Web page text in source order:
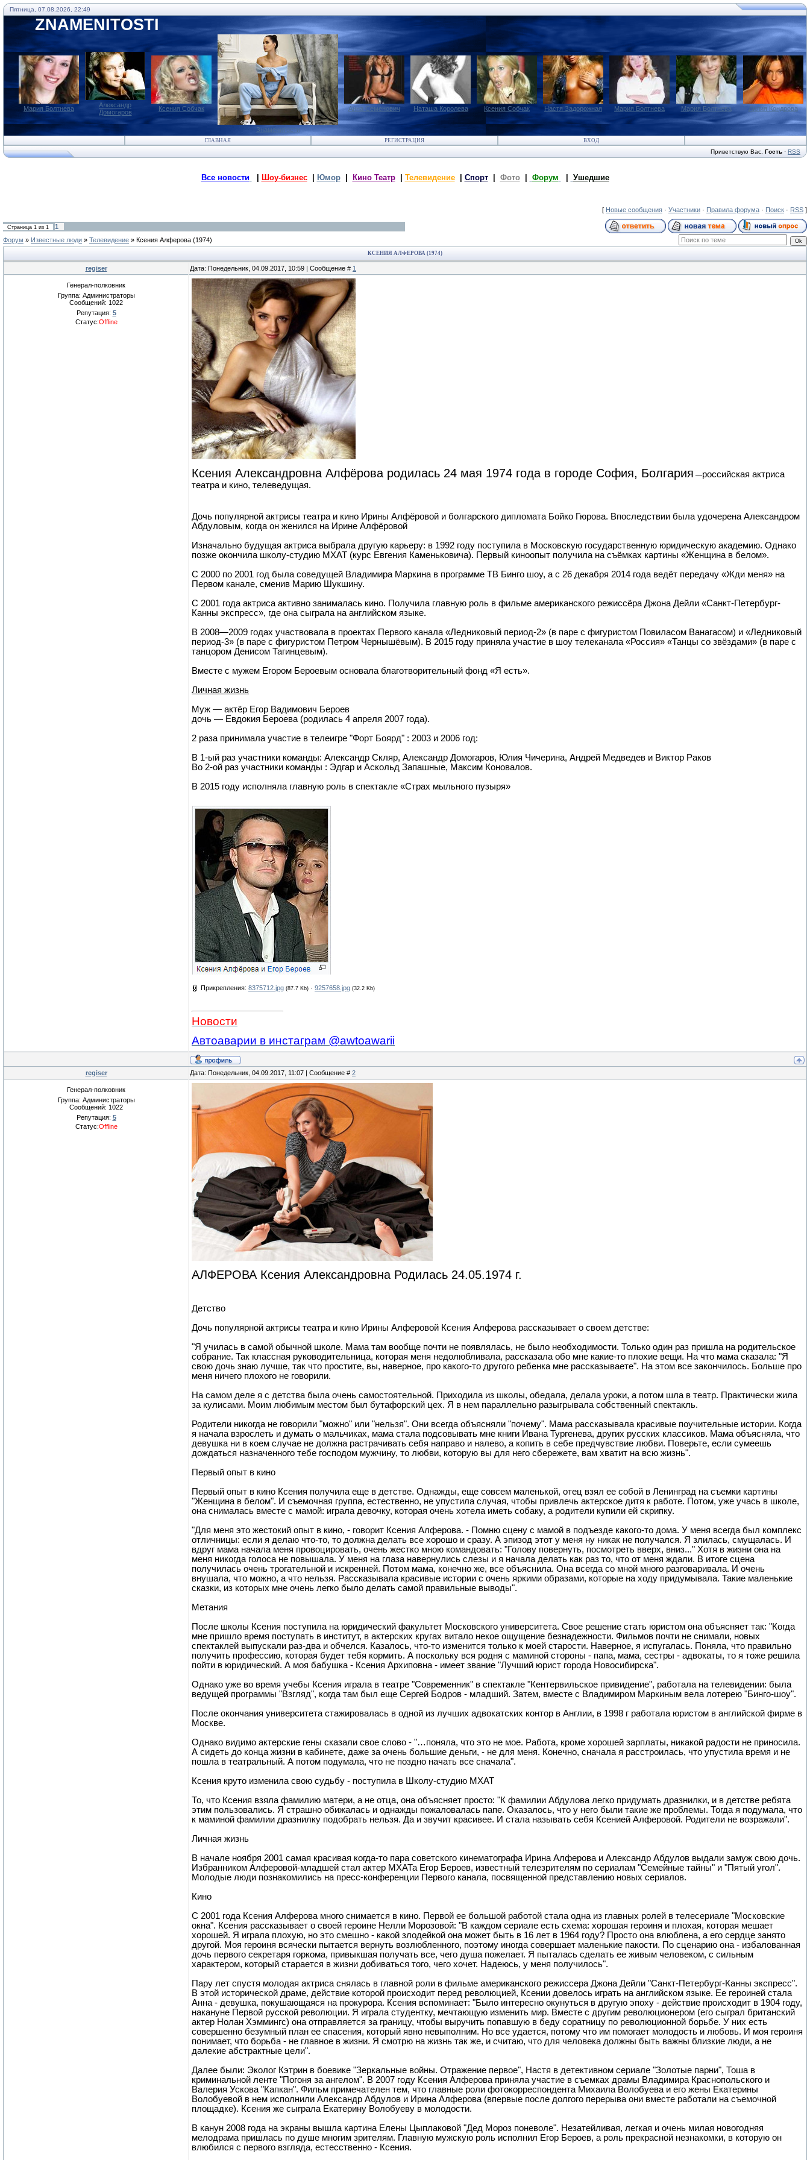
Пятница, 07.08.2026, 22:49
ZNAMENITOSTI
Мария Болтнева
Александр
Домогаров
Ксения Собчак
Знаменитости
Анна Семенович Наташа Королева Ксения Собчак Настя Задорожная Мария Болтнева Мария Болтнева Лилия Кондрова
ГЛАВНАЯ РЕГИСТРАЦИЯ ВХОД
Приветствую Вас Гость · RSS
Все новости Шоу-бизнес| Юмор| Кино Театр| Телевидение| Спорт| Фото| Форум Ушедшие
[ Новые сообщения · Участники · Правила форума · Поиск · RSS ]
Страница 1 из 1
1
Форум » Известные люди » Телевидение » Ксения Алферова (1974)
КСЕНИЯ АЛФЕРОВА (1974)
regiser Дата: Понедельник, 04.09.2017, 10:59 | Сообщение # 1
Генерал-полковник
Группа: Администраторы
Сообщений: 1022
Репутация: 5
Статус:Offline
Ксения Александровна Алфёрова родилась 24 мая 1974 года в городе София, Болгария —российская актриса
театра и кино, телеведущая.
Дочь популярной актрисы театра и кино Ирины Алфёровой и болгарского дипломата Бойко Гюрова. Впоследствии была удочерена Александром
Абдуловым, когда он женился на Ирине Алфёровой
Изначально будущая актриса выбрала другую карьеру: в 1992 году поступила в Московскую государственную юридическую академию. Однако
позже окончила школу-студию МХАТ (курс Евгения Каменьковича). Первый киноопыт получила на съёмках картины «Женщина в белом».
С 2000 по 2001 год была соведущей Владимира Маркина в программе ТВ Бинго шоу, а с 26 декабря 2014 года ведёт передачу «Жди меня» на
Первом канале, сменив Марию Шукшину.
С 2001 года актриса активно занималась кино. Получила главную роль в фильме американского режиссёра Джона Дейли «Санкт-Петербург-
Канны экспресс», где она сыграла на английском языке.
В 2008—2009 годах участвовала в проектах Первого канала «Ледниковый период-2» (в паре с фигуристом Повиласом Ванагасом) и «Ледниковый
период-3» (в паре с фигуристом Петром Чернышёвым). В 2015 году приняла участие в шоу телеканала «Россия» «Танцы со звёздами» (в паре с
танцором Денисом Тагинцевым).
Вместе с мужем Егором Бероевым основала благотворительный фонд «Я есть».
Личная жизнь
Муж — актёр Егор Вадимович Бероев
дочь — Евдокия Бероева (родилась 4 апреля 2007 года).
2 раза принимала участие в телеигре "Форт Боярд" : 2003 и 2006 год:
В 1-ый раз участники команды: Александр Скляр, Александр Домогаров, Юлия Чичерина, Андрей Медведев и Виктор Раков
Во 2-ой раз участники команды : Эдгар и Аскольд Запашные, Максим Коновалов.
В 2015 году исполняла главную роль в спектакле «Страх мыльного пузыря»
Прикрепления: 8375712.jpg (87.7 Kb) · 9257658.jpg (32.2 Kb)
Новости
Автоаварии в инстаграм @awtoawarii
regiser Дата: Понедельник, 04.09.2017, 11:07 | Сообщение # 2
Генерал-полковник
Группа: Администраторы
Сообщений: 1022
Репутация: 5
Статус:Offline
АЛФЕРОВА Ксения Александровна Родилась 24.05.1974 г.
Детство
Дочь популярной актрисы театра и кино Ирины Алферовой Ксения Алферова рассказывает о своем детстве:
"Я училась в самой обычной школе. Мама там вообще почти не появлялась, не было необходимости. Только один раз пришла на родительское
собрание. Так классная руководительница, которая меня недолюбливала, рассказала обо мне какие-то плохие вещи. На что мама сказала: "Я
свою дочь знаю лучше, так что простите, вы, наверное, про какого-то другого ребенка мне рассказываете". На этом все закончилось. Больше про
меня ничего плохого не говорили.
На самом деле я с детства была очень самостоятельной. Приходила из школы, обедала, делала уроки, а потом шла в театр. Практически жила
за кулисами. Моим любимым местом был бутафорский цех. Я в нем параллельно разыгрывала собственный спектакль.
Родители никогда не говорили "можно" или "нельзя". Они всегда объясняли "почему". Мама рассказывала красивые поучительные истории. Когда
я начала взрослеть и думать о мальчиках, мама стала подсовывать мне книги Ивана Тургенева, других русских классиков. Мама объясняла, что
девушка ни в коем случае не должна растрачивать себя направо и налево, а копить в себе предчувствие любви. Поверьте, если сумеешь
дождаться назначенного тебе господом мужчину, то любви, которую вы для него сбережете, вам хватит на всю жизнь".
Первый опыт в кино
Первый опыт в кино Ксения получила еще в детстве. Однажды, еще совсем маленькой, отец взял ее собой в Ленинград на съемки картины
"Женщина в белом". И съемочная группа, естественно, не упустила случая, чтобы привлечь актерское дитя к работе. Потом, уже учась в школе,
она снималась вместе с мамой: играла девочку, которая очень хотела иметь собаку, а родители купили ей скрипку.
"Для меня это жестокий опыт в кино, - говорит Ксения Алферова. - Помню сцену с мамой в подъезде какого-то дома. У меня всегда был комплекс
отличницы: если я делаю что-то, то должна делать все хорошо и сразу. А эпизод этот у меня ну никак не получался. Я злилась, смущалась. И
вдруг мама начала меня провоцировать, очень жестко мною командовать: "Голову повернуть, посмотреть вверх, вниз..." Хотя в жизни она на
меня никогда голоса не повышала. У меня на глаза навернулись слезы и я начала делать как раз то, что от меня ждали. В итоге сцена
получилась очень трогательной и искренней. Потом мама, конечно же, все объяснила. Она всегда со мной много разговаривала. И очень
внушала, что можно, а что нельзя. Рассказывала красивые истории с очень яркими образами, которые на ходу придумывала. Такие маленькие
сказки, из которых мне очень легко было делать самой правильные выводы".
Метания
После школы Ксения поступила на юридический факультет Московского университета. Свое решение стать юристом она объясняет так: "Когда
мне пришло время поступать в институт, в актерских кругах витало некое ощущение безнадежности. Фильмов почти не снимали, новых
спектаклей выпускали раз-два и обчелся. Казалось, что-то изменится только к моей старости. Наверное, я испугалась. Поняла, что правильно
получить профессию, которая будет тебя кормить. А поскольку вся родня с маминой стороны - папа, мама, сестры - адвокаты, то я тоже решила
пойти в юридический. А моя бабушка - Ксения Архиповна - имеет звание "Лучший юрист города Новосибирска".
Однако уже во время учебы Ксения играла в театре "Современник" в спектакле "Кентервильское привидение", работала на телевидении: была
ведущей программы "Взгляд", когда там был еще Сергей Бодров - младший. Затем, вместе с Владимиром Маркиным вела лотерею "Бинго-шоу".
После окончания университета стажировалась в одной из лучших адвокатских контор в Англии, в 1998 г работала юристом в английской фирме в
Москве.
Однако видимо актерские гены сказали свое слово - "…поняла, что это не мое. Работа, кроме хорошей зарплаты, никакой радости не приносила.
А сидеть до конца жизни в кабинете, даже за очень большие деньги, - не для меня. Конечно, сначала я расстроилась, что упустила время и не
пошла в театральный. А потом подумала, что не поздно начать все сначала".
Ксения круто изменила свою судьбу - поступила в Школу-студию МХАТ
То, что Ксения взяла фамилию матери, а не отца, она объясняет просто: "К фамилии Абдулова легко придумать дразнилки, и в детстве ребята
этим пользовались. Я страшно обижалась и однажды пожаловалась папе. Оказалось, что у него были такие же проблемы. Тогда я подумала, что
к маминой фамилии дразнилку подобрать нельзя. Да и звучит красивее. И стала называть себя Ксенией Алферовой. Родители не возражали".
Личная жизнь
В начале ноября 2001 самая красивая когда-то пара советского кинематографа Ирина Алферова и Александр Абдулов выдали замуж свою дочь.
Избранником Алферовой-младшей стал актер МХАТа Егор Бероев, известный телезрителям по сериалам "Семейные тайны" и "Пятый угол".
Молодые люди познакомились на пресс-конференции Первого канала, посвященной представлению новых сериалов.
Кино
С 2001 года Ксения Алферова много снимается в кино. Первой ее большой работой стала одна из главных ролей в телесериале "Московские
окна". Ксения рассказывает о своей героине Нелли Морозовой: "В каждом сериале есть схема: хорошая героиня и плохая, которая мешает
хорошей. Я играла плохую, но это смешно - какой злодейкой она может быть в 16 лет в 1964 году? Просто она влюблена, а его сердце занято
другой. Моя героиня всячески пытается вернуть возлюбленного, поэтому иногда совершает маленькие пакости. По сценарию она - избалованная
дочь первого секретаря горкома, привыкшая получать все, чего душа пожелает. Я пыталась сделать ее живым человеком, с сильным
характером, который старается в жизни добиваться того, чего хочет. Надеюсь, у меня получилось".
Пару лет спустя молодая актриса снялась в главной роли в фильме американского режиссера Джона Дейли "Санкт-Петербург-Канны экспресс".
В этой исторической драме, действие которой происходит перед революцией, Ксении довелось играть на английском языке. Ее героиней стала
Анна - девушка, покушающаяся на прокурора. Ксения вспоминает: "Было интересно окунуться в другую эпоху - действие происходит в 1904 году,
накануне Первой русской революции. Я играла студентку, мечтающую изменить мир. Вместе с другим революционером (его сыграл британский
актер Нолан Хэммингс) она отправляется за границу, чтобы выручить попавшую в беду соратницу по революционной борьбе. У них есть
совершенно безумный план ее спасения, который явно невыполним. Но все удается, потому что им помогает молодость и любовь. И моя героиня
понимает, что борьба - не главное в жизни. Я смотрю на жизнь так же, и считаю, что для человека должны быть важны близкие люди, а не
далекие абстрактные цели".
Далее были: Эколог Кэтрин в боевике "Зеркальные войны. Отражение первое", Настя в детективном сериале "Золотые парни", Тоша в
криминальной ленте "Погоня за ангелом". В 2007 году Ксения Алферова приняла участие в съемках драмы Владимира Краснопольского и
Валерия Ускова "Капкан". Фильм примечателен тем, что главные роли фотокорреспондента Михаила Волобуева и его жены Екатерины
Волобуевой в нем исполнили Александр Абдулов и Ирина Алферова (впервые после долгого перерыва они вместе работали на съемочной
площадке). Ксения же сыграла Екатерину Волобуеву в молодости.
В канун 2008 года на экраны вышла картина Елены Цыплаковой "Дед Мороз поневоле". Незатейливая, легкая и очень милая новогодняя
мелодрама пришлась по душе многим зрителям. Главную мужскую роль исполнил Егор Бероев, а роль прекрасной незнакомки, в которую он
влюбился с первого взгляда, естесственно - Ксения.